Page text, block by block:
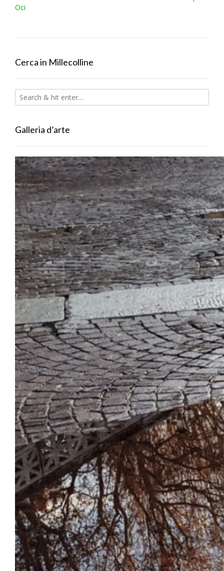
Oci
Cerca in Millecolline
Galleria d’arte